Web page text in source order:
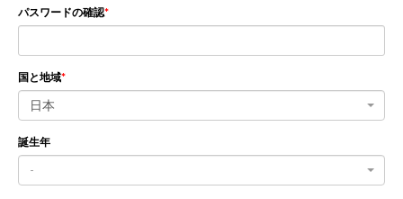
パスワードの確認
国と地域
日本
誕生年
-